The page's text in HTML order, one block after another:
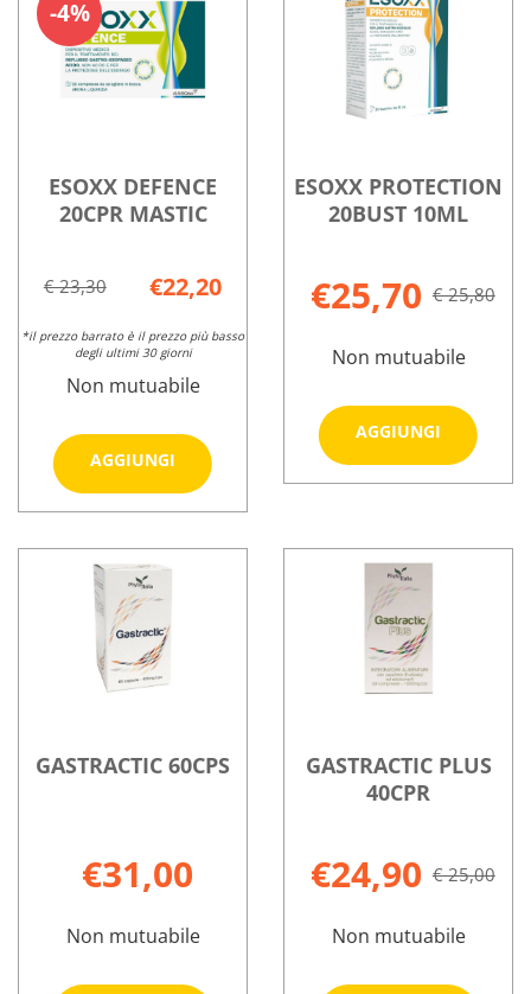
15BUST
2G non
è
disponibile
ERBE
15BUST
2G
20STICK
15ML
ESOXX DEFENCE
20CPR MASTIC
4%
€ 23,30 €22,20
*il prezzo barrato è il prezzo più basso
degli ultimi 30 giorni
Non mutuabile
AGGIUNGI
Aggiungi ESOXX
DEFENCE
20CPR
su ESOXX
DEFENCE
20CPR
MASTIC
ESOXX PROTECTION
20BUST 10ML
€25,70 € 25,80
Non mutuabile
AGGIUNGI
Aggiungi
20BUST
PROTECTION
20BUST
10ML
GASTRACTIC 60CPS
€31,00
Non mutuabile
GASTRACTIC PLUS
40CPR
€24,90 € 25,00
Non mutuabile